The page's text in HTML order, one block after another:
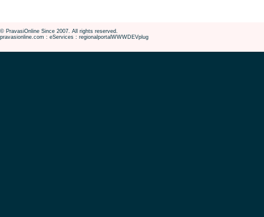
© PravasiOnline Since 2007. All rights reserved.
pravasionline.com : eServices : regionalportalWWWDEVplug